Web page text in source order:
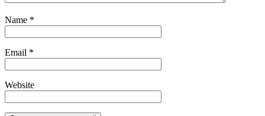
Name *
Email *
Website